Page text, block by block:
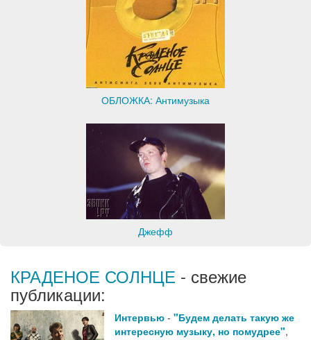
ОБЛОЖКА: Антимузыка
Джефф
КРАДЕНОЕ СОЛНЦЕ - свежие
публикации:
Интервью - "Будем делать такую же
интересную музыку, но помудрее",